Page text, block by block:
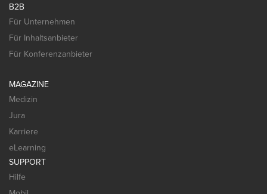
B2B
Für Unternehmen
Für Inhaltsanbieter
Für Konferenzanbieter
MAGAZINE
Medizin
Jura
Karriere
eLearning
SUPPORT
Hilfe